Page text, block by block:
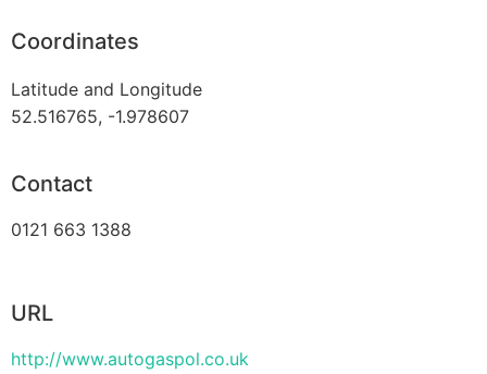
Coordinates
Latitude and Longitude
52.516765, -1.978607
Contact
0121 663 1388
URL
http://www.autogaspol.co.uk